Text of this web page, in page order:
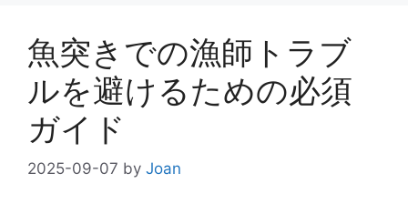
魚突きでの漁師トラブ
ルを避けるための必須
ガイド
2025-09-07 by Joan